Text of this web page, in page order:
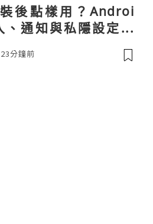
後點樣用？Androi
通知與私隱設定完
23分鐘前